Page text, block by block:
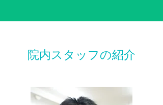
院内スタッフの紹介